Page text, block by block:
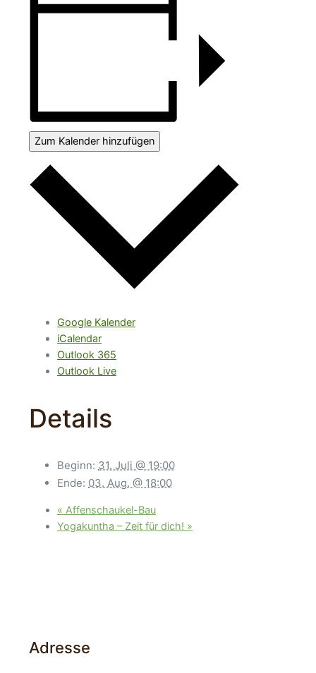
Zum Kalender hinzufügen
Google Kalender
iCalendar
Outlook 365
Outlook Live
Details
Beginn: 31. Juli @ 19:00
Ende: 03. Aug. @ 18:00
« Affenschaukel-Bau
Yogakuntha – Zeit für dich! »
Adresse